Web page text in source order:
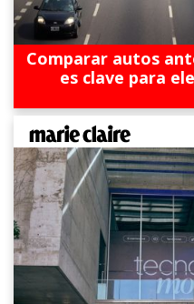
Comparar autos
es clave para